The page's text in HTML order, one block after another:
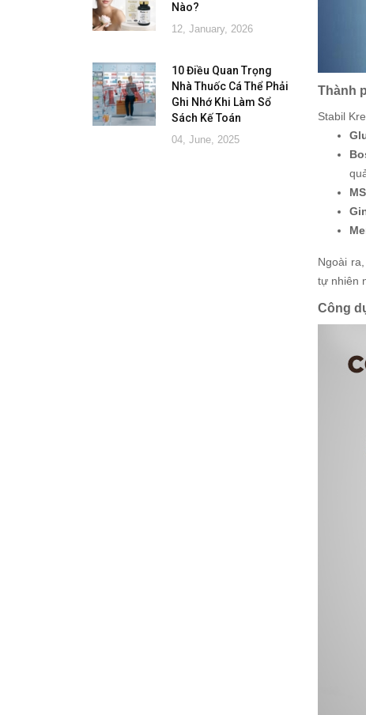
Thành
Stabil
Ngoài
tự nhiên
Công
Nào?
12, January, 2026
10 Điều Quan Trọng
Nhà Thuốc Cá Thể Phải
Ghi Nhớ Khi Làm Sổ
Sách Kế Toán
04, June, 2025